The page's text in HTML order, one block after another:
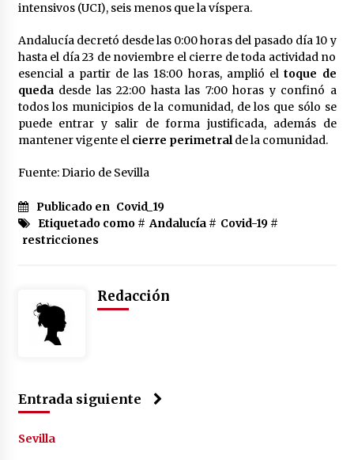
intensivos (UCI), seis menos que la víspera.
Andalucía decretó desde las 0:00 horas del pasado día 10 y
hasta el día 23 de noviembre el cierre de toda actividad no
esencial a partir de las 18:00 horas, amplió eltoque de
quedadesde las 22:00 hasta las 7:00 horas y confinó a
todos los municipios de la comunidad, de los que sólo se
puede entrar y salir de forma justificada, además de
mantener vigente el cierre perimetralde la comunidad.
Fuente: Diario de Sevilla
Publicado en Covid_19
Etiquetado como # Andalucía# Covid-19#
restricciones
Redacción
Entrada siguiente
Sevilla